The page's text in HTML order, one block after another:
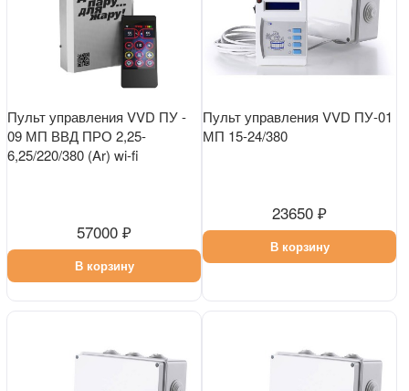
Пульт управления VVD ПУ -
09 МП ВВД ПРО 2,25-
6,25/220/380 (Ar) wi-fi
57000 ₽
В корзину
Пульт управления VVD ПУ-01
МП 15-24/380
23650 ₽
В корзину